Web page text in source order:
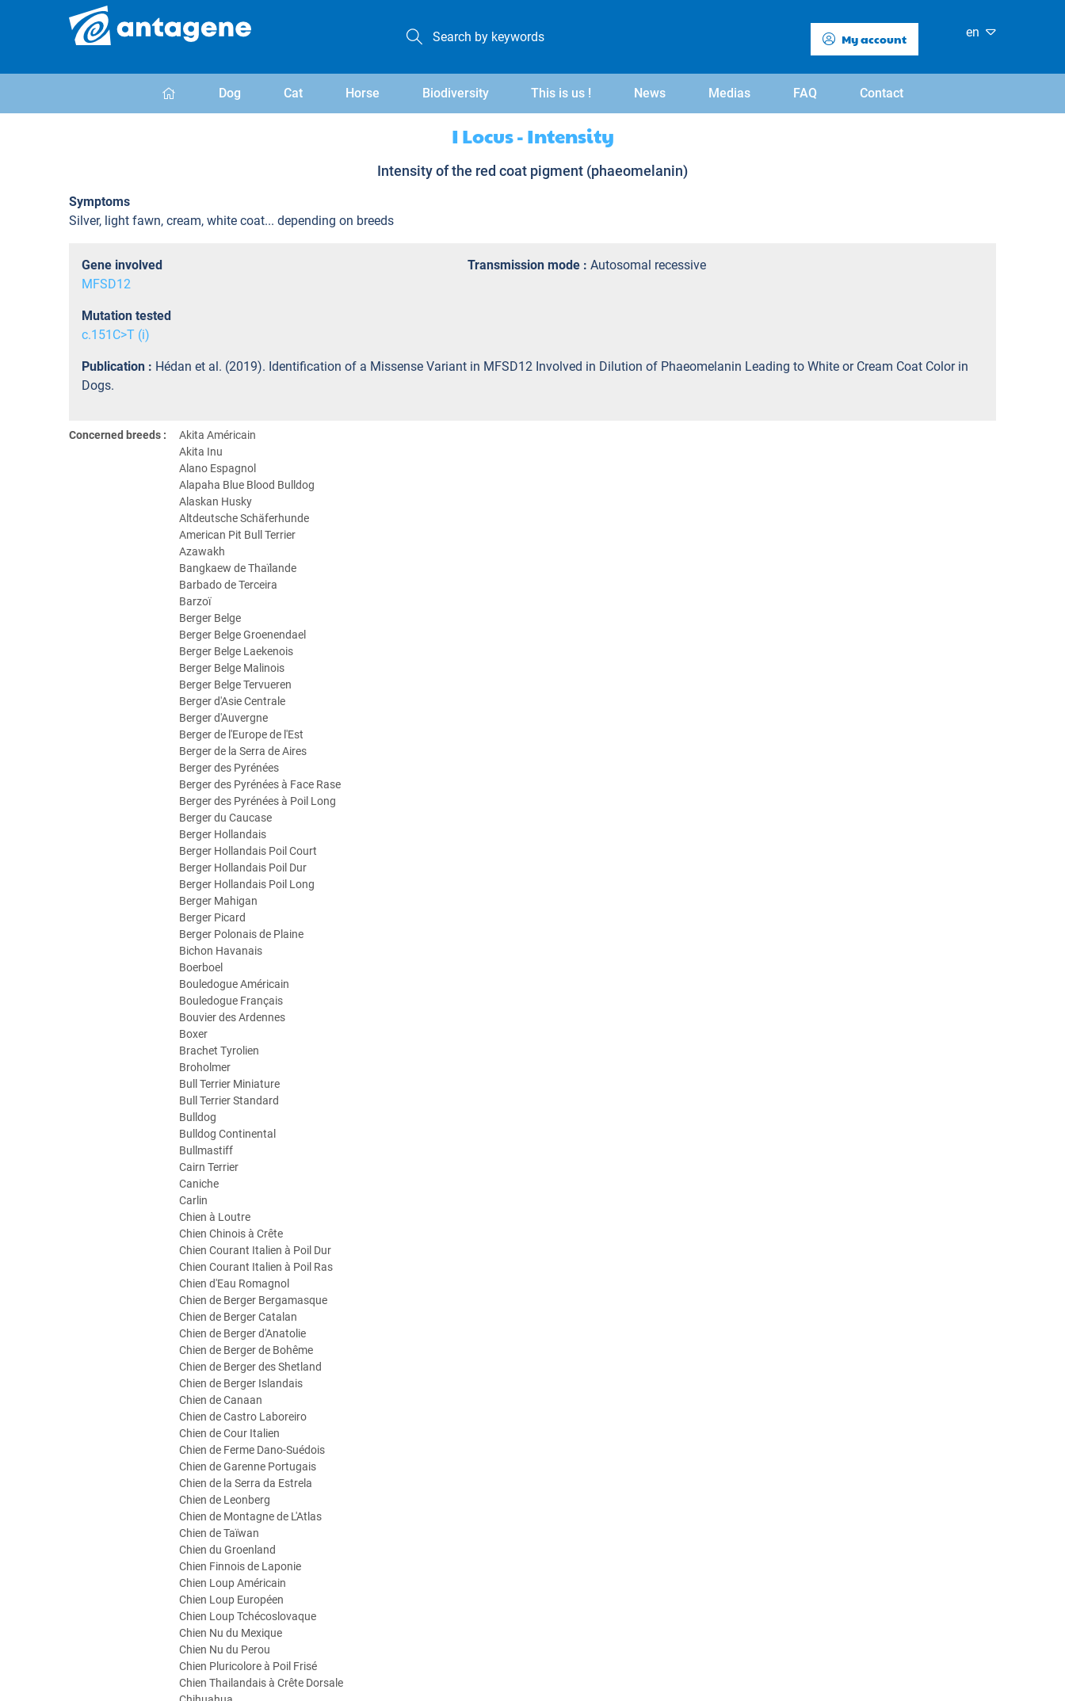
My account en
Dog Cat Horse Biodiversity This is us ! News Medias FAQ Contact
I Locus - Intensity
Intensity of the red coat pigment (phaeomelanin)
Symptoms
Silver, light fawn, cream, white coat... depending on breeds
Gene involved
MFSD12
Mutation tested
c.151C>T (i)
Transmission mode : Autosomal recessive
Publication : Hédan et al. (2019). Identification of a Missense Variant in MFSD12 Involved in Dilution of Phaeomelanin Leading to White or Cream Coat Color in
Dogs.
Concerned breeds :
Akita Américain
Akita Inu
Alano Espagnol
Alapaha Blue Blood Bulldog
Alaskan Husky
Altdeutsche Schäferhunde
American Pit Bull Terrier
Azawakh
Bangkaew de Thaïlande
Barbado de Terceira
Barzoï
Berger Belge
Berger Belge Groenendael
Berger Belge Laekenois
Berger Belge Malinois
Berger Belge Tervueren
Berger d'Asie Centrale
Berger d'Auvergne
Berger de l'Europe de l'Est
Berger de la Serra de Aires
Berger des Pyrénées
Berger des Pyrénées à Face Rase
Berger des Pyrénées à Poil Long
Berger du Caucase
Berger Hollandais
Berger Hollandais Poil Court
Berger Hollandais Poil Dur
Berger Hollandais Poil Long
Berger Mahigan
Berger Picard
Berger Polonais de Plaine
Bichon Havanais
Boerboel
Bouledogue Américain
Bouledogue Français
Bouvier des Ardennes
Boxer
Brachet Tyrolien
Broholmer
Bull Terrier Miniature
Bull Terrier Standard
Bulldog
Bulldog Continental
Bullmastiff
Cairn Terrier
Caniche
Carlin
Chien à Loutre
Chien Chinois à Crête
Chien Courant Italien à Poil Dur
Chien Courant Italien à Poil Ras
Chien d'Eau Romagnol
Chien de Berger Bergamasque
Chien de Berger Catalan
Chien de Berger d'Anatolie
Chien de Berger de Bohême
Chien de Berger des Shetland
Chien de Berger Islandais
Chien de Canaan
Chien de Castro Laboreiro
Chien de Cour Italien
Chien de Ferme Dano-Suédois
Chien de Garenne Portugais
Chien de la Serra da Estrela
Chien de Leonberg
Chien de Montagne de L'Atlas
Chien de Taïwan
Chien du Groenland
Chien Finnois de Laponie
Chien Loup Américain
Chien Loup Européen
Chien Loup Tchécoslovaque
Chien Nu du Mexique
Chien Nu du Perou
Chien Pluricolore à Poil Frisé
Chien Thailandais à Crête Dorsale